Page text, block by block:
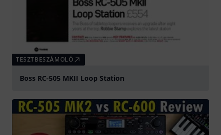
TESZTBESZÁMOLÓ
Boss RC-505 MKII Loop Station